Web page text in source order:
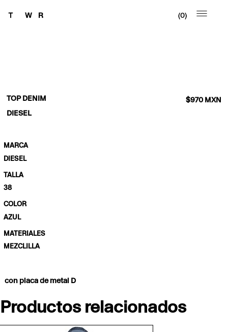
0
TOP DENIM
DIESEL
$970MXN
MARCA
DIESEL
TALLA
38
COLOR
AZUL
MATERIALES
MEZCLILLA
con placa de metal D
Productos relacionados